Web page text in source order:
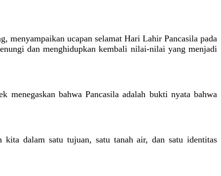
menyampaikan ucapan selamat Hari Lahir Pancasila pada
dan menghidupkan kembali nilai-nilai yang menjadi
menegaskan bahwa Pancasila adalah bukti nyata bahwa
kita dalam satu tujuan, satu tanah air, dan satu identitas